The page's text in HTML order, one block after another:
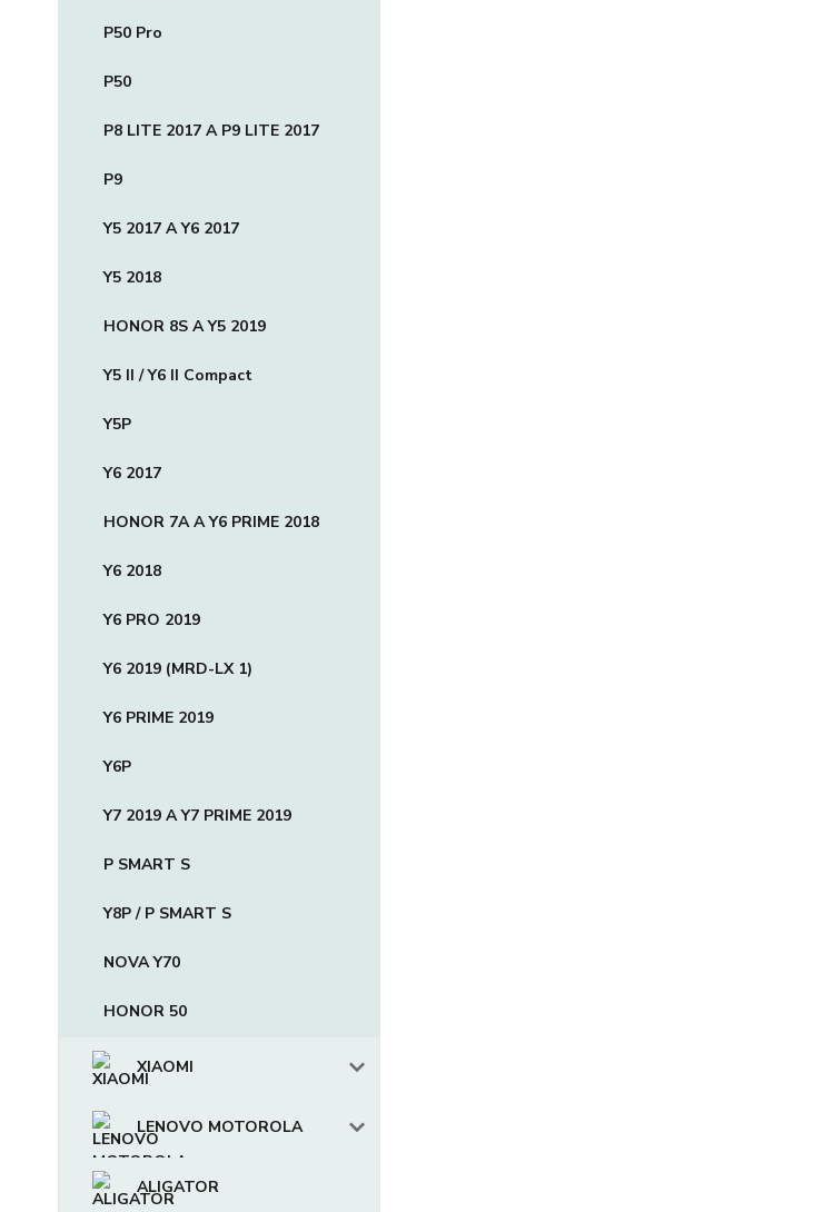
P50 Pro
P50
P8 LITE 2017 A P9 LITE 2017
P9
Y5 2017 A Y6 2017
Y5 2018
HONOR 8S A Y5 2019
Y5 II / Y6 II Compact
Y5P
Y6 2017
HONOR 7A A Y6 PRIME 2018
Y6 2018
Y6 PRO 2019
Y6 2019 (MRD-LX 1)
Y6 PRIME 2019
Y6P
Y7 2019 A Y7 PRIME 2019
P SMART S
Y8P / P SMART S
NOVA Y70
HONOR 50
XIAOMI
LENOVO MOTOROLA
ALIGATOR